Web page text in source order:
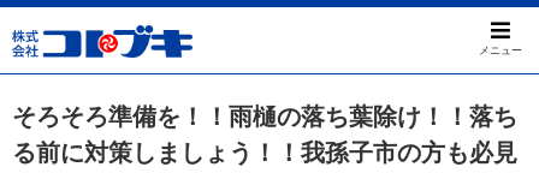
メニュー
そろそろ準備を！！雨樋の落ち葉除け！！落ち
る前に対策しましょう！！我孫子市の方も必見